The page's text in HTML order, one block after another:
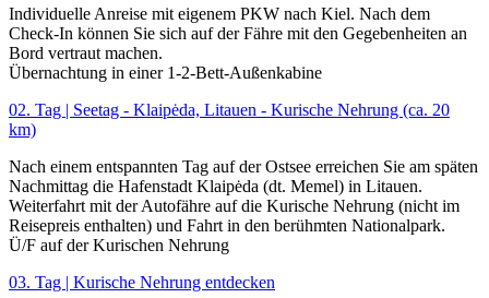
Individuelle Anreise mit eigenem PKW nach Kiel. Nach dem
Check-In können Sie sich auf der Fähre mit den Gegebenheiten an
Bord vertraut machen.
Übernachtung in einer 1-2-Bett-Außenkabine
02. Tag | Seetag - Klaipėda, Litauen - Kurische Nehrung (ca. 20
km)
Nach einem entspannten Tag auf der Ostsee erreichen Sie am späten
Nachmittag die Hafenstadt Klaipėda (dt. Memel) in Litauen.
Weiterfahrt mit der Autofähre auf die Kurische Nehrung (nicht im
Reisepreis enthalten) und Fahrt in den berühmten Nationalpark.
Ü/F auf der Kurischen Nehrung
03. Tag | Kurische Nehrung entdecken